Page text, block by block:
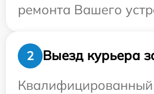
ремонта Вашего
2
Выезд курьера